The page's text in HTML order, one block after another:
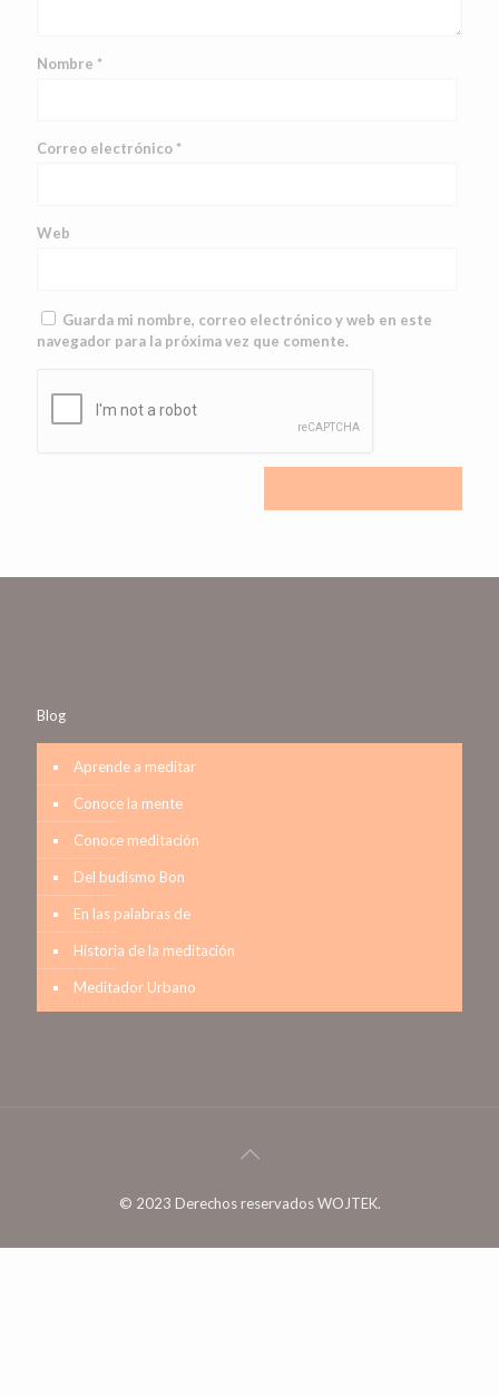
Nombre *
Correo electrónico *
Web
Guarda mi nombre, correo electrónico y web en este
navegador para la próxima vez que comente.
Blog
Aprende a meditar
Conoce la mente
Conoce meditación
Del budismo Bon
En las palabras de
Historia de la meditación
Meditador Urbano
© 2023 Derechos reservados WOJTEK.